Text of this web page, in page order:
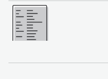
Sili atu